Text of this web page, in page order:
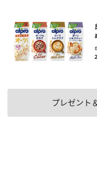
プレゼント